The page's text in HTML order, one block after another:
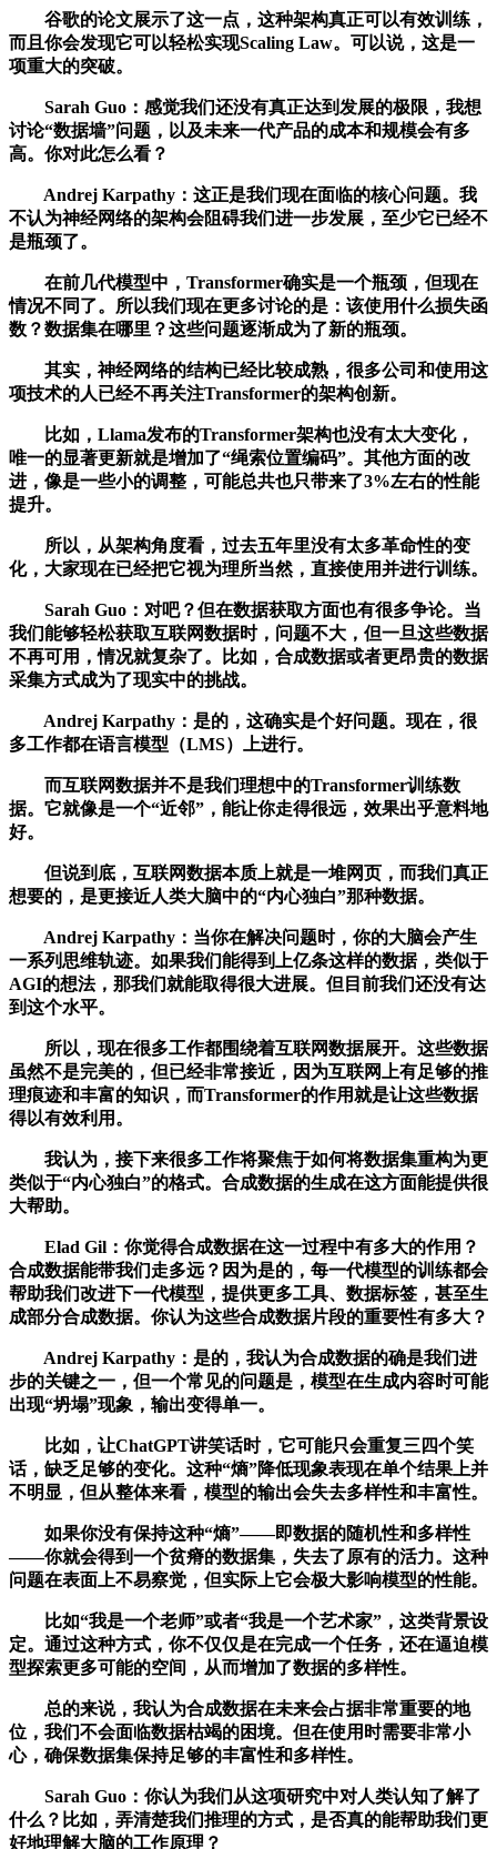
谷歌的论文展示了这一点，这种架构真正可以有效训练，
而且你会发现它可以轻松实现Scaling Law。可以说，这是一
项重大的突破。
Sarah Guo：感觉我们还没有真正达到发展的极限，我想
讨论“数据墙”问题，以及未来一代产品的成本和规模会有多
高。你对此怎么看？
Andrej Karpathy：这正是我们现在面临的核心问题。我
不认为神经网络的架构会阻碍我们进一步发展，至少它已经不
是瓶颈了。
在前几代模型中，Transformer确实是一个瓶颈，但现在
情况不同了。所以我们现在更多讨论的是：该使用什么损失函
数？数据集在哪里？这些问题逐渐成为了新的瓶颈。
其实，神经网络的结构已经比较成熟，很多公司和使用这
项技术的人已经不再关注Transformer的架构创新。
比如，Llama发布的Transformer架构也没有太大变化，
唯一的显著更新就是增加了“绳索位置编码”。其他方面的改
进，像是一些小的调整，可能总共也只带来了3%左右的性能
提升。
所以，从架构角度看，过去五年里没有太多革命性的变
化，大家现在已经把它视为理所当然，直接使用并进行训练。
Sarah Guo：对吧？但在数据获取方面也有很多争论。当
我们能够轻松获取互联网数据时，问题不大，但一旦这些数据
不再可用，情况就复杂了。比如，合成数据或者更昂贵的数据
采集方式成为了现实中的挑战。
Andrej Karpathy：是的，这确实是个好问题。现在，很
多工作都在语言模型（LMS）上进行。
而互联网数据并不是我们理想中的Transformer训练数
据。它就像是一个“近邻”，能让你走得很远，效果出乎意料地
好。
但说到底，互联网数据本质上就是一堆网页，而我们真正
想要的，是更接近人类大脑中的“内心独白”那种数据。
Andrej Karpathy：当你在解决问题时，你的大脑会产生
一系列思维轨迹。如果我们能得到上亿条这样的数据，类似于
AGI的想法，那我们就能取得很大进展。但目前我们还没有达
到这个水平。
所以，现在很多工作都围绕着互联网数据展开。这些数据
虽然不是完美的，但已经非常接近，因为互联网上有足够的推
理痕迹和丰富的知识，而Transformer的作用就是让这些数据
得以有效利用。
我认为，接下来很多工作将聚焦于如何将数据集重构为更
类似于“内心独白”的格式。合成数据的生成在这方面能提供很
大帮助。
Elad Gil：你觉得合成数据在这一过程中有多大的作用？
合成数据能带我们走多远？因为是的，每一代模型的训练都会
帮助我们改进下一代模型，提供更多工具、数据标签，甚至生
成部分合成数据。你认为这些合成数据片段的重要性有多大？
Andrej Karpathy：是的，我认为合成数据的确是我们进
步的关键之一，但一个常见的问题是，模型在生成内容时可能
出现“坍塌”现象，输出变得单一。
比如，让ChatGPT讲笑话时，它可能只会重复三四个笑
话，缺乏足够的变化。这种“熵”降低现象表现在单个结果上并
不明显，但从整体来看，模型的输出会失去多样性和丰富性。
如果你没有保持这种“熵”——即数据的随机性和多样性
——你就会得到一个贫瘠的数据集，失去了原有的活力。这种
问题在表面上不易察觉，但实际上它会极大影响模型的性能。
比如“我是一个老师”或者“我是一个艺术家”，这类背景设
定。通过这种方式，你不仅仅是在完成一个任务，还在逼迫模
型探索更多可能的空间，从而增加了数据的多样性。
总的来说，我认为合成数据在未来会占据非常重要的地
位，我们不会面临数据枯竭的困境。但在使用时需要非常小
心，确保数据集保持足够的丰富性和多样性。
Sarah Guo：你认为我们从这项研究中对人类认知了解了
什么？比如，弄清楚我们推理的方式，是否真的能帮助我们更
好地理解大脑的工作原理？